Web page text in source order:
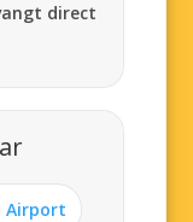
direct
Airport